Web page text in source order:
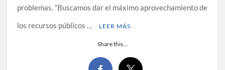
problemas. “Buscamos dar el máximo aprovechamiento de
los recursos públicos …
LEER MÁS
Share this...